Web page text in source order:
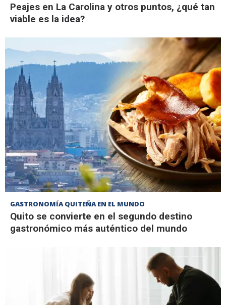
Peajes en La Carolina y otros puntos, ¿qué tan
viable es la idea?
GASTRONOMÍA QUITEÑA EN EL MUNDO
Quito se convierte en el segundo destino
gastronómico más auténtico del mundo